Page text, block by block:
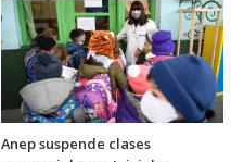
Anep suspende clases